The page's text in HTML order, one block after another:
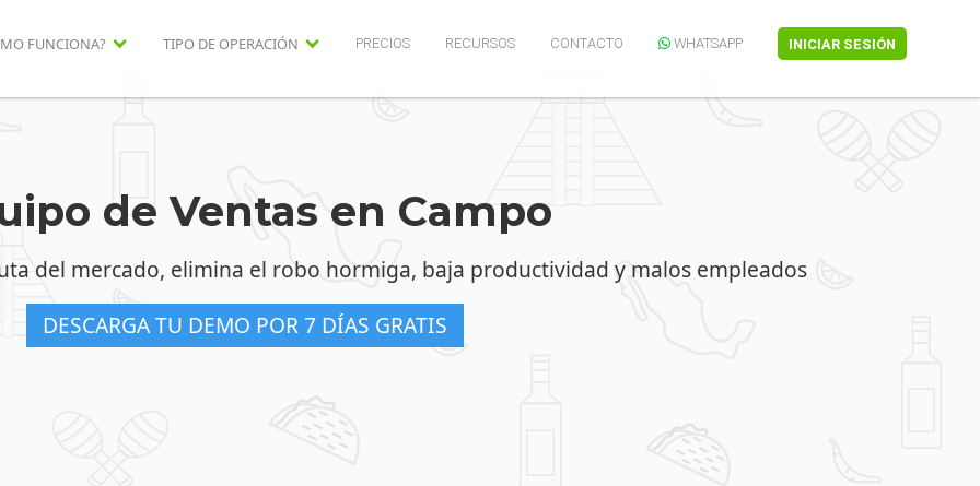
FUNCIONA? TIPO DE OPERACIÓN PRECIOS RECURSOS CONTACTO WHATSAPP INICIAR SESIÓN
de Ventas en Campo
del mercado, elimina el robo hormiga, baja productividad y malos empleados
DESCARGA TU DEMO POR 7 DÍAS GRATIS